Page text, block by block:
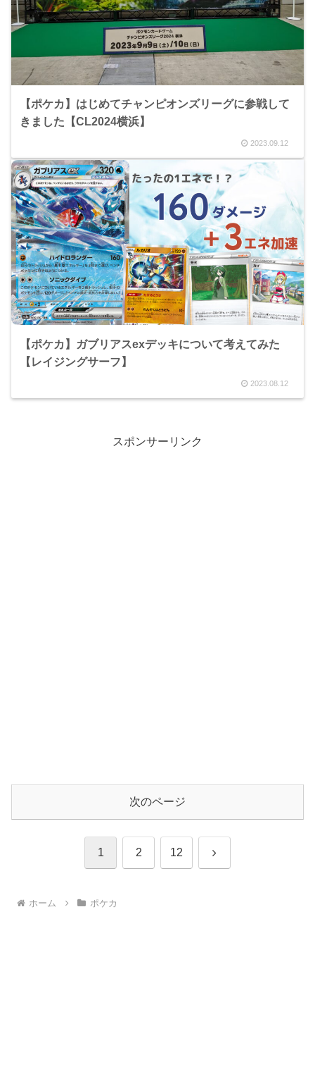
【ポケカ】はじめてチャンピオンズリーグに参戦して
きました【CL2024横浜】
2023.09.12
【ポケカ】ガブリアスexデッキについて考えてみた
【レイジングサーフ】
2023.08.12
スポンサーリンク
次のページ
1 2 12 次
ホーム ポケカ